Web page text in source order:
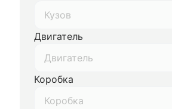
Кузов
Двигатель
Двигатель
Коробка
Коробка